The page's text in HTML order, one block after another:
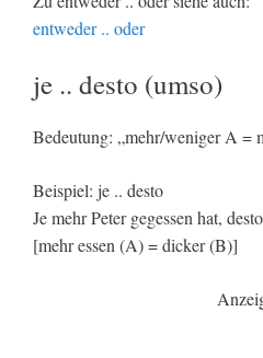
entweder .. oder
je .. desto (umso)
Bedeutung: „mehr/weniger A =
Beispiel: je .. desto
Je mehr Peter gegessen hat,
[mehr essen (A) = dicker (B)]